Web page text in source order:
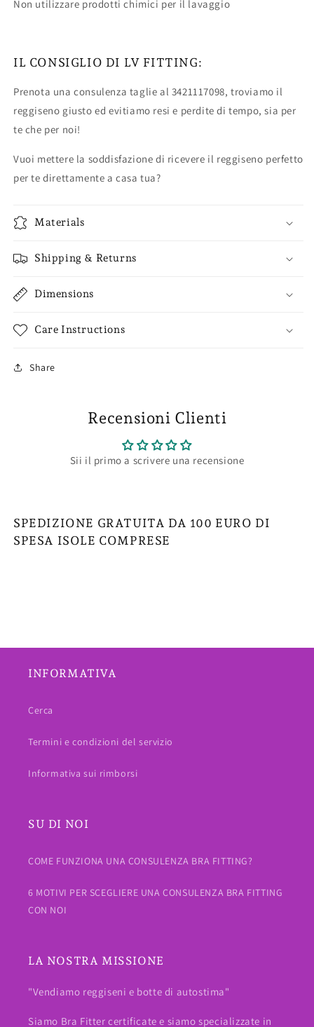
Non utilizzare prodotti chimici per il lavaggio
IL CONSIGLIO DI LV FITTING:
Prenota una consulenza taglie al 3421117098, troviamo il
reggiseno giusto ed evitiamo resi e perdite di tempo, sia per
te che per noi!
Vuoi mettere la soddisfazione di ricevere il reggiseno perfetto
per te direttamente a casa tua?
Materials
Shipping & Returns
Dimensions
Care Instructions
Share
Recensioni Clienti
Sii il primo a scrivere una recensione
SPEDIZIONE GRATUITA DA 100 EURO DI
SPESA ISOLE COMPRESE
INFORMATIVA
Cerca
Termini e condizioni del servizio
Informativa sui rimborsi
SU DI NOI
COME FUNZIONA UNA CONSULENZA BRA FITTING?
6 MOTIVI PER SCEGLIERE UNA CONSULENZA BRA FITTING
CON NOI
LA NOSTRA MISSIONE
"Vendiamo reggiseni e botte di autostima"
Siamo Bra Fitter certificate e siamo specializzate in